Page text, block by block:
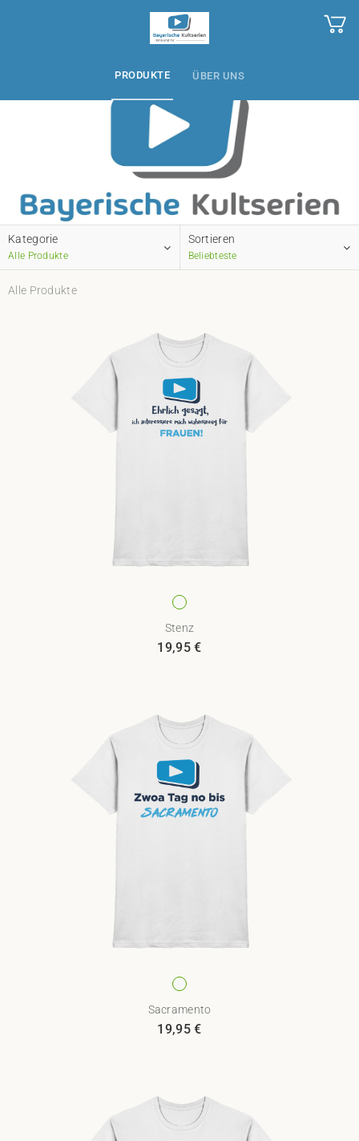
PRODUKTE ÜBER UNS
Kategorie
Alle Produkte
Sortieren
Beliebteste
Alle Produkte
Stenz
19,95€
Sacramento
19,95€